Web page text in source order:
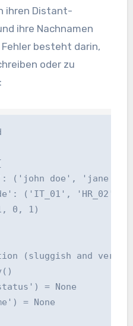
ihren Distant-
ihre Nachnamen
besteht darin,
oder zu
:
('john doe', 'jane
('IT_01', 'HR_02',
0, 1)
(sluggish and
= None
= None